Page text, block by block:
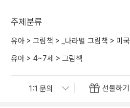
주제분류
유아 > 그림책 > _나라별 그림책 > 미국
유아 > 4~7세 > 그림책
선물하기